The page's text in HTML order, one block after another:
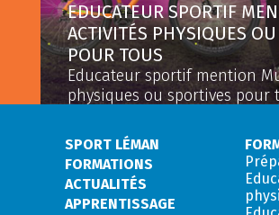
EDUCATEUR SPORTIF
ACTIVITÉS PHYSIQUES
POUR TOUS
Educateur sportif mention
physiques ou sportives pour
SPORT LÉMAN
FORMATIONS
ACTUALITÉS
APPRENTISSAGE